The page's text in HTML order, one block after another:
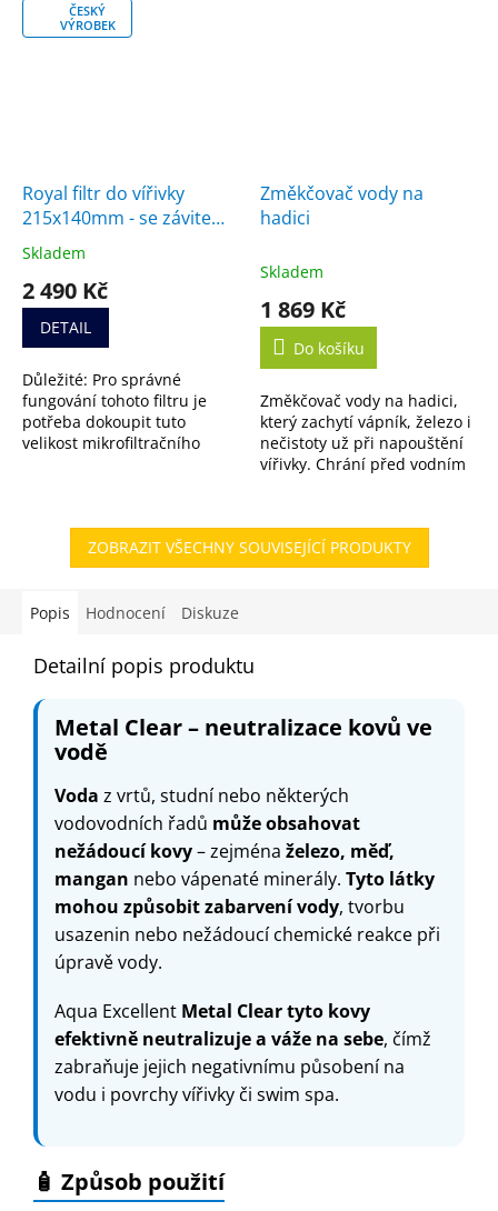
ČESKÝ
VÝROBEK
Royal filtr do vířivky
215x140mm - se závitem,
náhrada za filtr SC714
Průměrné
produktu
5,0
5
hvězdiček.
Skladem
2 490 Kč
DETAIL
Důležité: Pro správné
fungování tohoto filtru je
potřeba dokoupit tuto
velikost mikrofiltračního
Změkčovač vody na
hadici
Skladem
1 869 Kč
Do košíku
Změkčovač vody na hadici,
který zachytí vápník, železo i
nečistoty už při napouštění
vířivky. Chrání před vodním
ZOBRAZIT VŠECHNY SOUVISEJÍCÍ PRODUKTY
Popis Hodnocení Diskuze
Detailní popis produktu
Metal Clear – neutralizace kovů ve
vodě
Voda z vrtů, studní nebo některých
vodovodních řadů může obsahovat
nežádoucí kovy– zejména železo, měď,
mangan nebo vápenaté minerály. Tyto látky
mohou způsobit zabarvení vody, tvorbu
usazenin nebo nežádoucí chemické reakce při
úpravě vody.
Aqua Excellent Metal Cleartyto kovy
efektivně neutralizuje a váže na sebe, čímž
zabraňuje jejich negativnímu působení na
vodu i povrchy vířivky či swim spa.
🧴 Způsob použití